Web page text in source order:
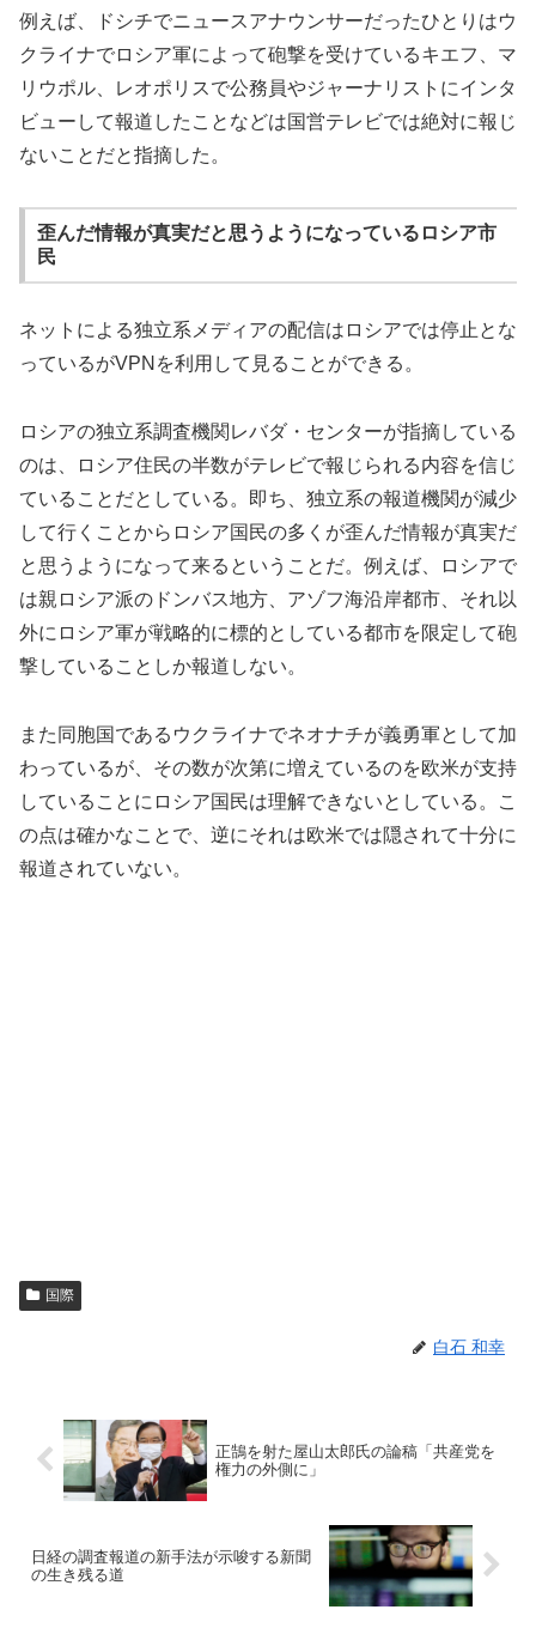
例えば、ドシチでニュースアナウンサーだったひとりはウ
クライナでロシア軍によって砲撃を受けているキエフ、マ
リウポル、レオポリスで公務員やジャーナリストにインタ
ビューして報道したことなどは国営テレビでは絶対に報じ
ないことだと指摘した。
歪んだ情報が真実だと思うようになっているロシア市
民
ネットによる独立系メディアの配信はロシアでは停止とな
っているがVPNを利用して見ることができる。
ロシアの独立系調査機関レバダ・センターが指摘している
のは、ロシア住民の半数がテレビで報じられる内容を信じ
ていることだとしている。即ち、独立系の報道機関が減少
して行くことからロシア国民の多くが歪んだ情報が真実だ
と思うようになって来るということだ。例えば、ロシアで
は親ロシア派のドンバス地方、アゾフ海沿岸都市、それ以
外にロシア軍が戦略的に標的としている都市を限定して砲
撃していることしか報道しない。
また同胞国であるウクライナでネオナチが義勇軍として加
わっているが、その数が次第に増えているのを欧米が支持
していることにロシア国民は理解できないとしている。こ
の点は確かなことで、逆にそれは欧米では隠されて十分に
報道されていない。
国際
白石 和幸
正鵠を射た屋山太郎氏の論稿「共産党を
権力の外側に」
日経の調査報道の新手法が示唆する新聞
の生き残る道